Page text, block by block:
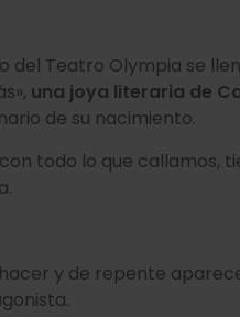
del Teatro Olympia se
una joya literaria de
de su nacimiento.
todo lo que callamos,
y de repente